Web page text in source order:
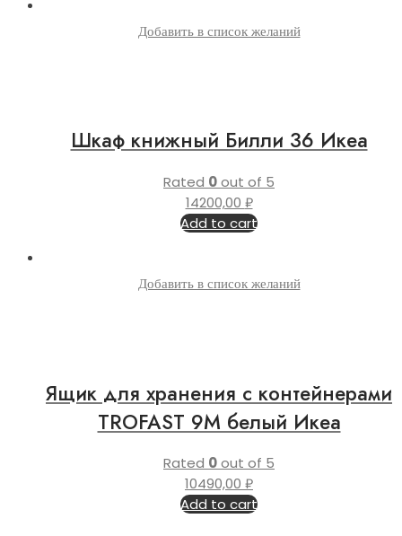
Добавить в список желаний
Шкаф книжный Билли 36 Икеа
Rated 0out of 5
14200,00 ₽
Add to cart
Добавить в список желаний
Ящик для хранения с контейнерами
TROFAST 9М белый Икеа
Rated 0out of 5
10490,00 ₽
Add to cart